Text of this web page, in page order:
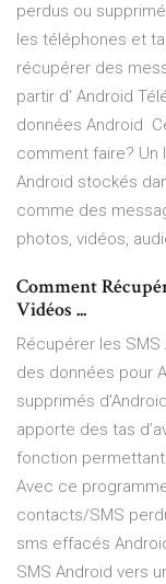
perdus ou
les téléphones et
récupérer des
partir d' Android
données Android
comment faire?
Android stockés
comme des
photos, vidéos,
Comment
Vidéos ...
Récupérer les
des données pour
supprimés
apporte des tas
fonction
Avec ce
contacts/SMS
sms effacés
SMS Android vers